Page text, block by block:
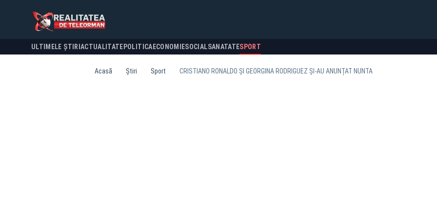
ULTIMELE ȘTIRI ACTUALITATE POLITICA ECONOMIESOCIALSANATATESPORT
Acasă Știri Sport CRISTIANO RONALDO ȘI GEORGINA RODRIGUEZ ȘI-AU ANUNȚAT NUNTA